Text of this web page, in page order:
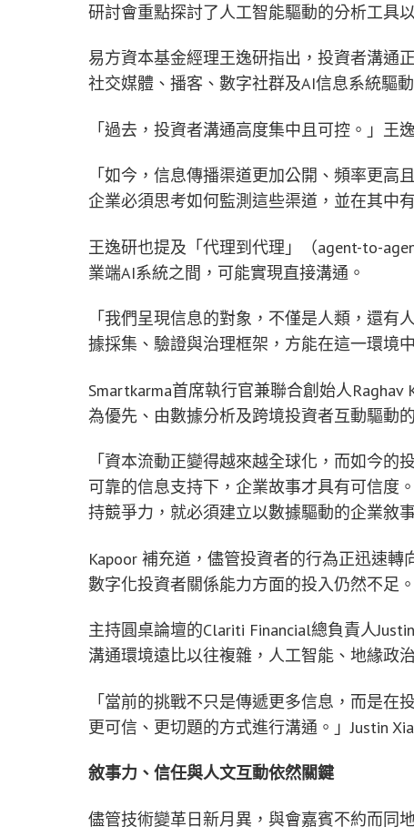
研討會重點探討了人工智能驅動的分析工具
易方資本基金經理王逸研指出，投資者溝通
社交媒體、播客、數字社群及AI信息系統驅
「過去，投資者溝通高度集中且可控。」王
「如今，信息傳播渠道更加公開、頻率更高
企業必須思考如何監測這些渠道，並在其中有
王逸研也提及「代理到代理」（agent-to-
業端AI系統之間，可能實現直接溝通。
「我們呈現信息的對象，不僅是人類，還
據採集、驗證與治理框架，方能在這一環境中
Smartkarma首席執行官兼聯合創始人
為優先、由數據分析及跨境投資者互動驅動
「資本流動正變得越來越全球化，而如今
可靠的信息支持下，企業故事才具有可信度
持競爭力，就必須建立以數據驅動的企業敘
Kapoor 補充道，儘管投資者的行為正迅速
數字化投資者關係能力方面的投入仍然不足。
主持圓桌論壇的Clariti Financial總負責人
溝通環境遠比以往複雜，人工智能、地緣政
「當前的挑戰不只是傳遞更多信息，而是在
更可信、更切題的方式進行溝通。」Justin
敘事力、信任與人文互動依然關鍵
儘管技術變革日新月異，與會嘉賓不約而同